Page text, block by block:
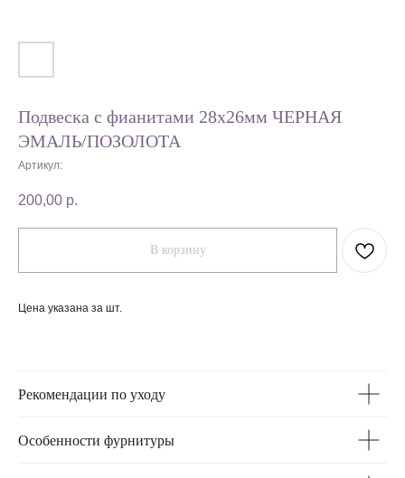
Подвеска с фианитами 28х26мм ЧЕРНАЯ
ЭМАЛЬ/ПОЗОЛОТА
Артикул:
200,00 р.
В корзину
Цена указана за шт.
Рекомендации по уходу
Особенности фурнитуры